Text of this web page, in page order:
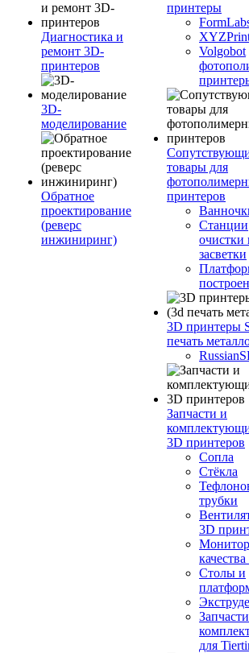
Диагностика и
ремонт 3D-
принтеров
3D-
моделирование
Обратное
проектирование
(реверс
инжиниринг)
принтеры
Volgobot
товары для
принтеров
Станции
засветки
3D принтеры
печать
Запчасти и
3D принтеров
Сопла
Cтёкла
трубки
3D
Столы и
для